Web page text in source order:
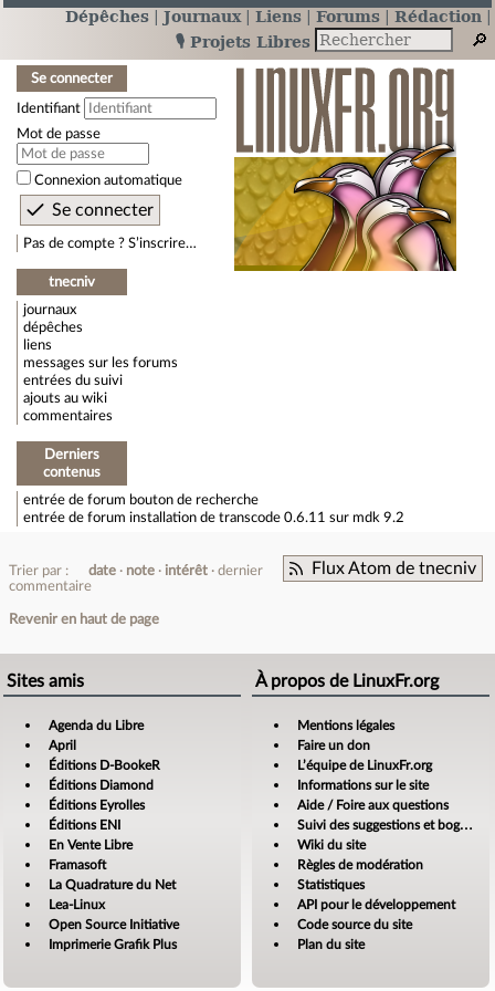
Dépêches Journaux Liens Forums
Rédaction
🎙️ Projets Libres
Se connecter
Identifiant
Mot de passe
Connexion automatique
Pas de compte ? S’inscrire…
tnecniv
journaux
dépêches
liens
messages sur les forums
entrées du suivi
ajouts au wiki
commentaires
Derniers
contenus
entrée de forum bouton de recherche
entrée de forum installation de transcode 0.6.11 sur mdk 9.2
Flux Atom de tnecniv
Trier par : date note intérêt
dernier
commentaire
Revenir en haut de page
Sites amis
Agenda du Libre
April
Éditions D-BookeR
Éditions Diamond
Éditions Eyrolles
Éditions ENI
En Vente Libre
Framasoft
La Quadrature du Net
Lea-Linux
Open Source Initiative
Imprimerie Grafik Plus
À propos de LinuxFr.org
Mentions légales
Faire un don
L’équipe de LinuxFr.org
Informations sur le site
Aide / Foire aux questions
Suivi des suggestions et bogues
Wiki du site
Règles de modération
Statistiques
API pour le développement
Code source du site
Plan du site